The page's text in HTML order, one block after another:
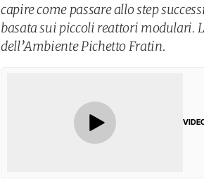
capire come passare allo step
basata sui piccoli reattori modulari.
dell’Ambiente Pichetto Fratin.